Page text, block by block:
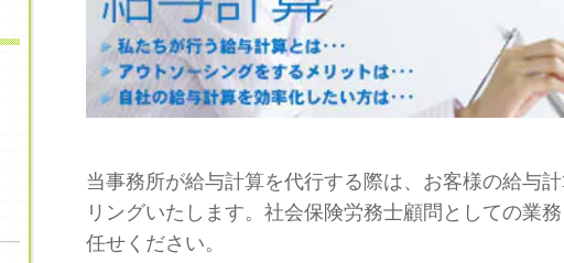
当事務所が給与計算を代行する際は、お客様の給与
リングいたします。社会保険労務士顧問としての業
任せください。